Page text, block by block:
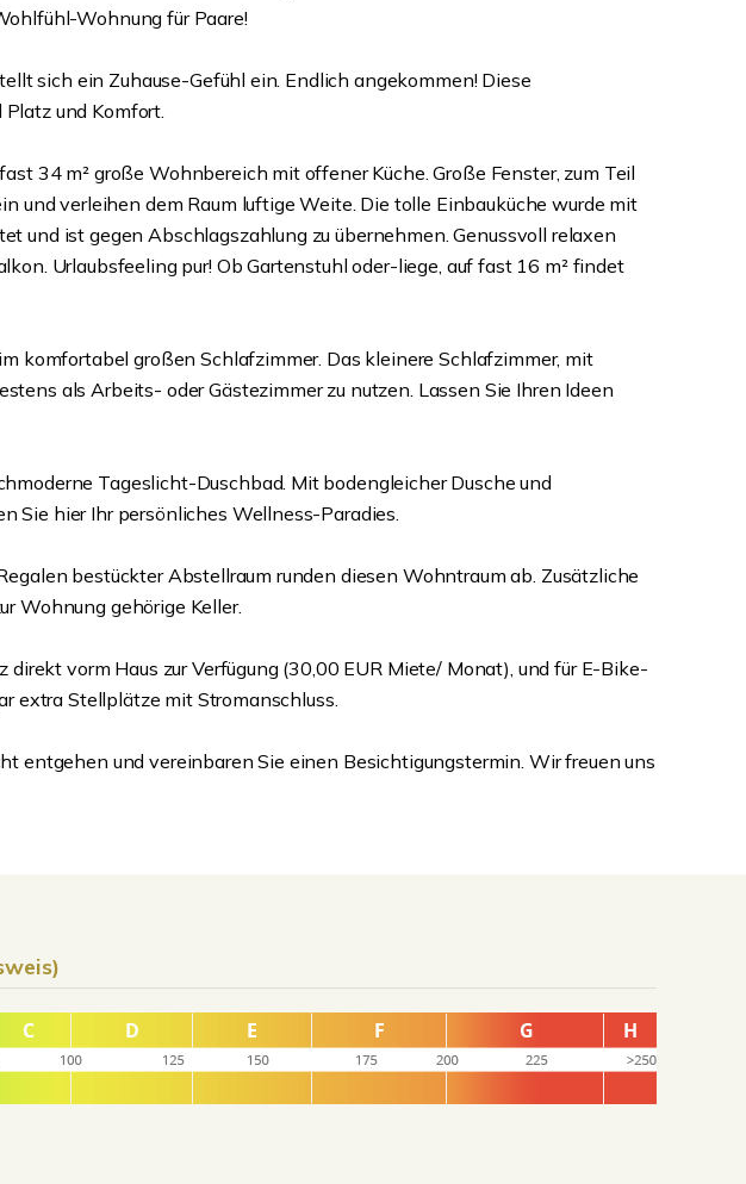
Wohnung für Paare!
sich ein Zuhause-Gefühl ein. Endlich angekommen! Diese
und Komfort.
34 m² große Wohnbereich mit offener Küche. Große Fenster, zum Teil
und verleihen dem Raum luftige Weite. Die tolle Einbauküche wurde mit
und ist gegen Abschlagszahlung zu übernehmen. Genussvoll relaxen
Urlaubsfeeling pur! Ob Gartenstuhl oder-liege, auf fast 16 m² findet
komfortabel großen Schlafzimmer. Das kleinere Schlafzimmer, mit
als Arbeits- oder Gästezimmer zu nutzen. Lassen Sie Ihren Ideen
Tageslicht-Duschbad. Mit bodengleicher Dusche und
Sie hier Ihr persönliches Wellness-Paradies.
bestückter Abstellraum runden diesen Wohntraum ab. Zusätzliche
Wohnung gehörige Keller.
vorm Haus zur Verfügung (30,00 EUR Miete/ Monat), und für E-Bike-
extra Stellplätze mit Stromanschluss.
entgehen und vereinbaren Sie einen Besichtigungstermin. Wir freuen uns